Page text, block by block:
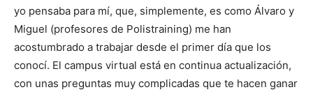
yo pensaba para mí, que, simplemente, es como Álvaro y
Miguel (profesores de Polistraining) me han
acostumbrado a trabajar desde el primer día que los
conocí. El campus virtual está en continua actualización,
con unas preguntas muy complicadas que te hacen ganar